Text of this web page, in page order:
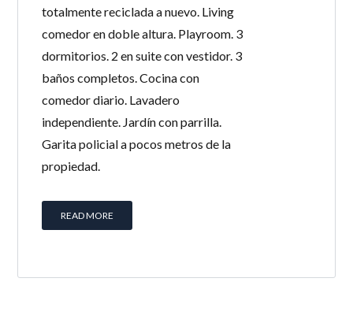
totalmente reciclada a nuevo. Living
comedor en doble altura. Playroom. 3
dormitorios. 2 en suite con vestidor. 3
baños completos. Cocina con
comedor diario. Lavadero
independiente. Jardín con parrilla.
Garita policial a pocos metros de la
propiedad.
READ MORE